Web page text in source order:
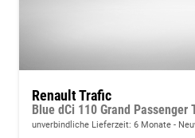
Renault Trafic
Blue dCi 110 Grand Passenger
unverbindliche Lieferzeit: 6 Monate